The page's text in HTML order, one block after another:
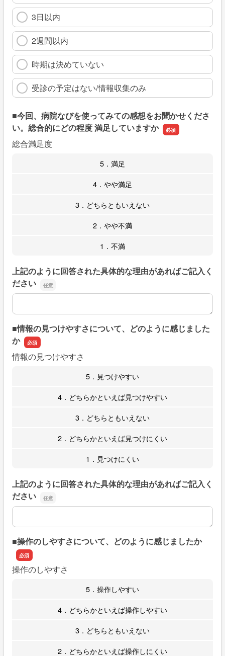
3日以内
2週間以内
時期は決めていない
受診の予定はない/情報収集のみ
■今回、病院なびを使ってみての感想をお聞かせくださ
い。総合的にどの程度 満足していますか
総合満足度
5．満足
4．やや満足
3．どちらともいえない
2．やや不満
1．不満
上記のように回答された具体的な理由があればご記入く
ださい
上記のように回答された具体的な理由があればご記入くだ
■情報の見つけやすさについて、どのように感じました
か
情報の見つけやすさ
5．見つけやすい
4．どちらかといえば見つけやすい
3．どちらともいえない
2．どちらかといえば見つけにくい
1．見つけにくい
上記のように回答された具体的な理由があればご記入く
ださい
上記のように回答された具体的な理由があればご記入くだ
■操作のしやすさについて、どのように感じましたか
操作のしやすさ
5．操作しやすい
4．どちらかといえば操作しやすい
3．どちらともいえない
2．どちらかといえば操作しにくい